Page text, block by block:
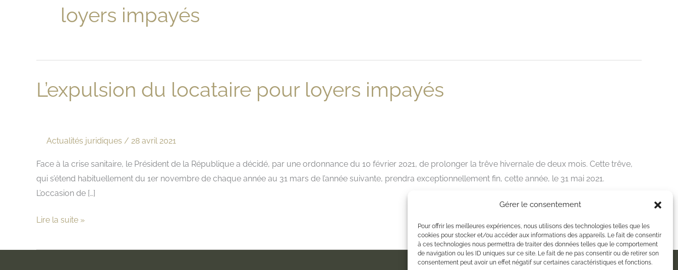
Gérer le consentement
Pour offrir les meilleures expériences, nous utilisons des technologies telles que les
cookies pour stocker et/ou accéder aux informations des appareils. Le fait de consentir
à ces technologies nous permettra de traiter des données telles que le comportement
de navigation ou les ID uniques sur ce site. Le fait de ne pas consentir ou de retirer son
consentement peut avoir un effet négatif sur certaines caractéristiques et fonctions.
loyers impayés
L’expulsion du locataire pour loyers impayés
Actualités juridiques / 28 avril 2021
Face à la crise sanitaire, le Président de la République a décidé, par une ordonnance du 10 février 2021, de prolonger la trêve hivernale de deux mois. Cette trêve,
qui s’étend habituellement du 1er novembre de chaque année au 31 mars de l’année suivante, prendra exceptionnellement fin, cette année, le 31 mai 2021.
L’occasion de […]
L’expulsion
locataire
Lire la suite »